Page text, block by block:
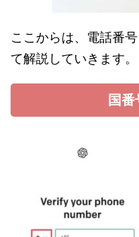
ここからは、電話番
て解説していきます。
国